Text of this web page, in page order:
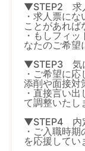
▼STEP2 求
・求人票に
ことがあれば
・もしフィ
なたのご希望
▼STEP3 気
・ご希望に
添削や面接対
・直接言い
て調整いたし
▼STEP4 内
・ご入職時
を応援してい